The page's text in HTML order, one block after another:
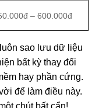
– 600.000đ
sao lưu dữ liệu
bất kỳ thay đổi
hay phần cứng.
để làm điều này.